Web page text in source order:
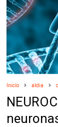
Inicio aldia